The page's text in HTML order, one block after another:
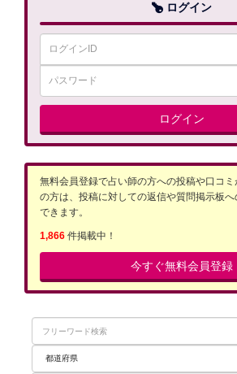
ログイン
ログイン
無料会員登録で占い師の方への投稿や口コ
の方は、投稿に対しての返信や質問掲示板
できます。
1,866 件掲載中！
今すぐ無料会員登録